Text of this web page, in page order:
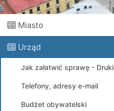
Miasto
Urząd
Jak załatwić sprawę - Druki
Telefony, adresy e-mail
Budżet obywatelski